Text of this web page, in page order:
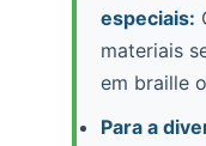
especiais:
materiais
em braille
Para a